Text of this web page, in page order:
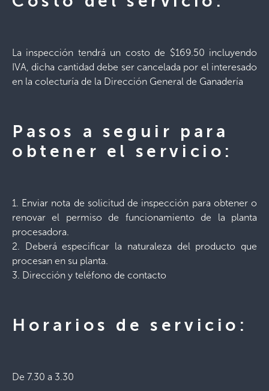
La inspección tendrá un costo de $169.50 incluyendo
IVA, dicha cantidad debe ser cancelada por el interesado
en la colecturía de la Dirección General de Ganadería
Pasos a seguir para
obtener el servicio:
1. Enviar nota de solicitud de inspección para obtener o
renovar el permiso de funcionamiento de la planta
procesadora.
2. Deberá especificar la naturaleza del producto que
procesan en su planta.
3. Dirección y teléfono de contacto
Horarios de servicio:
De 7.30 a 3.30